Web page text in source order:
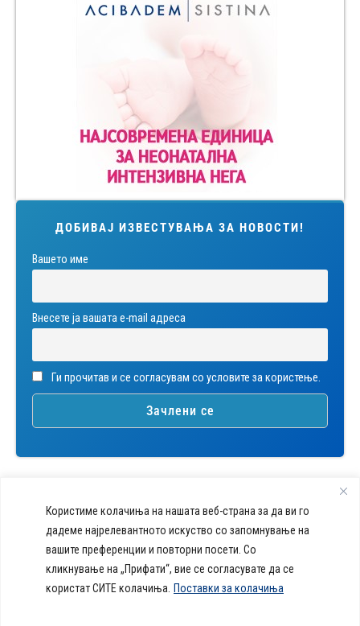
Користиме колачиња на нашата веб-страна за да ви го
дадеме најрелевантното искуство со запомнување на
вашите преференции и повторни посети. Со
кликнување на „Прифати“, вие се согласувате да се
користат СИТЕ колачиња. Поставки за колачиња
ДОБИВАЈ ИЗВЕСТУВАЊА ЗА НОВОСТИ!
Вашето име
Внесете ја вашата е-mail адреса
Ги прочитав и се согласувам со условите за користење.
Daily Dose Of Health -
callcenter@acibademsistina.mk
+ 389 2 30 99 500